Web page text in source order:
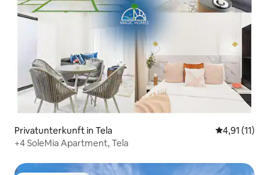
Privatunterkunft in Tela
4,91 (11)
+4 SoleMia Apartment, Tela